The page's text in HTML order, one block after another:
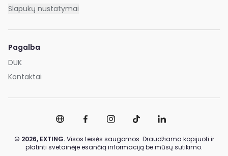
Slapukų nustatymai
Pagalba
DUK
Kontaktai
© 2026, EXTING.Visos teisės saugomos. Draudžiama kopijuoti ir
platinti svetainėje esančią informaciją be mūsų sutikimo.